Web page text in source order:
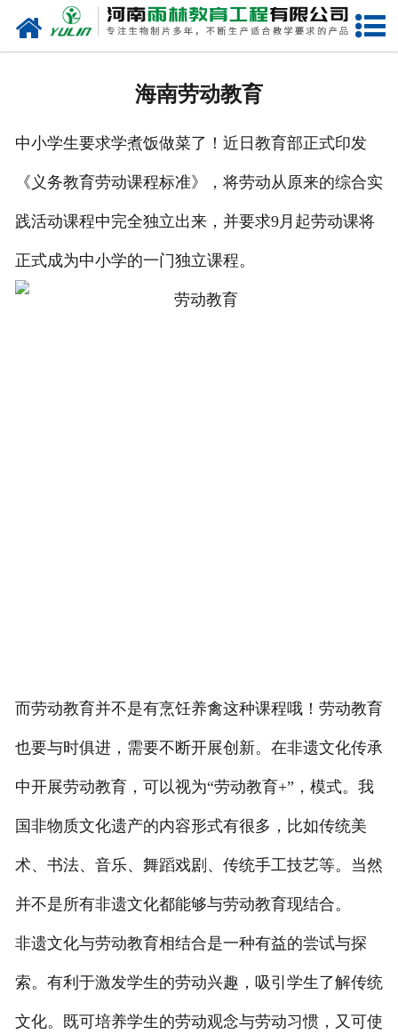
网站首页
海南劳动教育
中小学生要求学煮饭做菜了！近日教育部正式印发
《义务教育劳动课程标准》，将劳动从原来的综合实
践活动课程中完全独立出来，并要求9月起劳动课将
正式成为中小学的一门独立课程。
而劳动教育并不是有烹饪养禽这种课程哦！劳动教育
也要与时俱进，需要不断开展创新。在非遗文化传承
中开展劳动教育，可以视为“劳动教育+”，模式。我
国非物质文化遗产的内容形式有很多，比如传统美
术、书法、音乐、舞蹈戏剧、传统手工技艺等。当然
并不是所有非遗文化都能够与劳动教育现结合。
非遗文化与劳动教育相结合是一种有益的尝试与探
索。有利于激发学生的劳动兴趣，吸引学生了解传统
文化。既可培养学生的劳动观念与劳动习惯，又可使